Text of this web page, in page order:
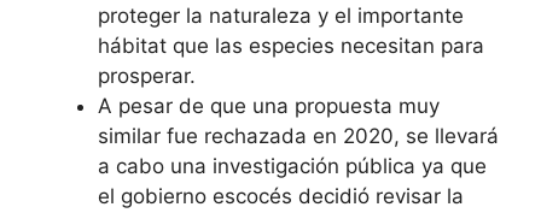
proteger la naturaleza y el importante
hábitat que las especies necesitan para
prosperar.
A pesar de que una propuesta muy
similar fue rechazada en 2020, se llevará
a cabo una investigación pública ya que
el gobierno escocés decidió revisar la